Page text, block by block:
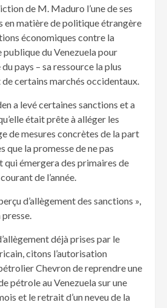
de M. Maduro l’une de ses
matière de politique étrangère
économiques contre la
du Venezuela pour
pays – sa ressource la plus
de certains marchés occidentaux.
a levé certaines sanctions et a
était prête à alléger les
de mesures concrètes de la part
que la promesse de ne pas
qui émergera des primaires de
de l’année.
d’allègement des sanctions »,
déjà prises par le
citons l’autorisation
Chevron de reprendre une
pétrole au Venezuela sur une
et le retrait d’un neveu de la